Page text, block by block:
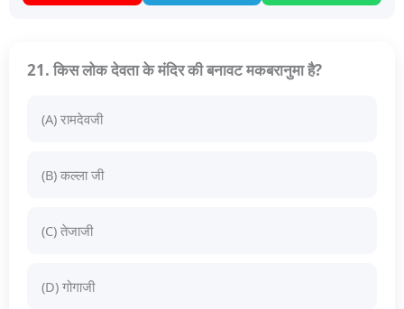
21. किस लोक देवता के मंदिर की बनावट मकबरानुमा है?
(A) रामदेवजी
(B) कल्ला जी
(C) तेजाजी
(D) गोगाजी